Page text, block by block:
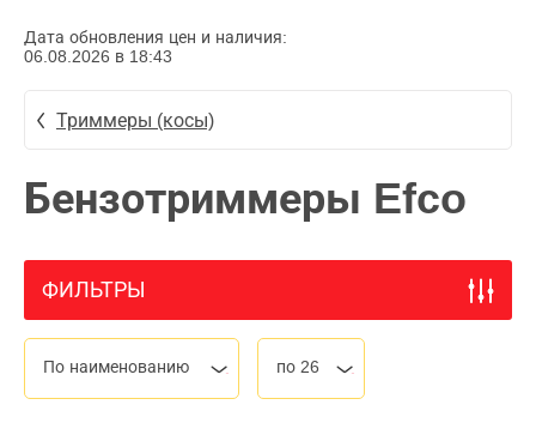
Дата обновления цен и наличия:
06.08.2026 в 18:43
Триммеры (косы)
Бензотриммеры Efco
ФИЛЬТРЫ
По наименованию по 26